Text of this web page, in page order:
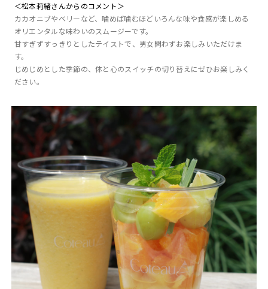
＜松本莉緒さんからのコメント＞
カカオニブやベリーなど、噛めば噛むほどいろんな味や食感が楽しめる
オリエンタルな味わいのスムージーです。
甘すぎずすっきりとしたテイストで、男女問わずお楽しみいただけま
す。
じめじめとした季節の、体と心のスイッチの切り替えにぜひお楽しみく
ださい。